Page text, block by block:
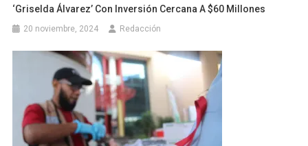
‘Griselda Álvarez’ Con Inversión Cercana A $60 Millones
20 noviembre, 2024 Redacción